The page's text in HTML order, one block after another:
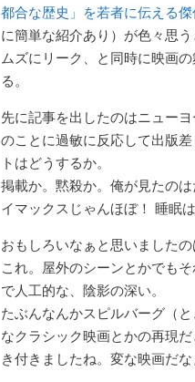
都合な歴史」を若者に伝える
に簡単な紹介あり）が色々思
ムズにリーク、と同時に映画
る。
先に記事を出したのはニュー
のことに過敏に反応して出版
トはどうするか。
掲載か。黙殺か。俺が見たの
イマックスじゃんほぼ！ 睡眠は
おもしろいなぁと思いました
これ。屋外のシーンとかでも
で人工的な、陰影の深い。
たぶんなんかスピルバーグ（
なクラシック映画とかの再現
き付きましたね。変な映画だ